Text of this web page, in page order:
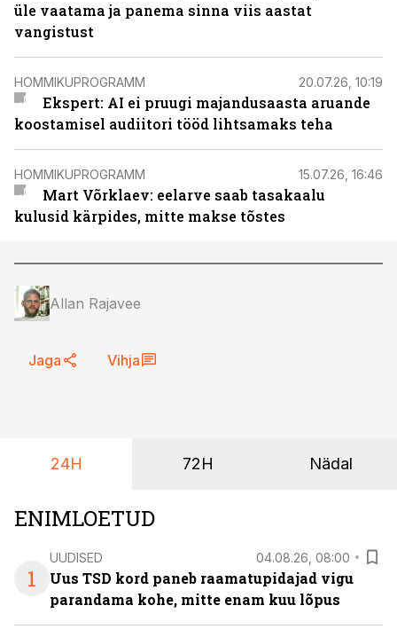
üle vaatama ja panema sinna viis aastat
vangistust
HOMMIKUPROGRAMM 20.07.26, 10:19
Ekspert: AI ei pruugi majandusaasta aruande
koostamisel audiitori tööd lihtsamaks teha
HOMMIKUPROGRAMM 15.07.26, 16:46
Mart Võrklaev: eelarve saab tasakaalu
kulusid kärpides, mitte makse tõstes
Allan Rajavee
Jaga Vihja
24H 72H Nädal
ENIMLOETUD
1
UUDISED 04.08.26, 08:00
Uus TSD kord paneb raamatupidajad vigu
parandama kohe, mitte enam kuu lõpus